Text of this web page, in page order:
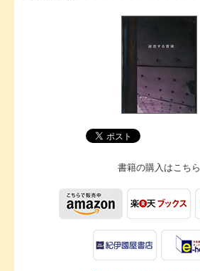
書籍の購入はこちら